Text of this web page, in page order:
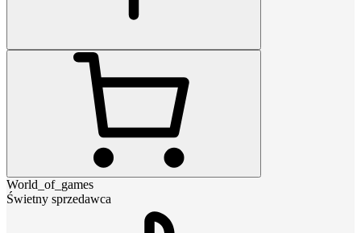
World_of_games
Świetny sprzedawca